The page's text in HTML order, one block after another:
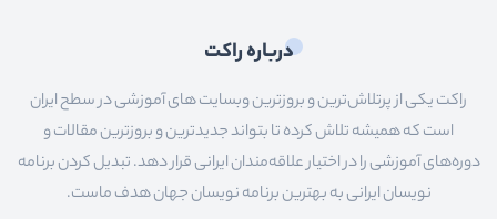
درباره راکت
راکت یکی از پرتلاش‌ترین و بروزترین وبسایت های آموزشی در سطح ایران
است که همیشه تلاش کرده تا بتواند جدیدترین و بروزترین مقالات و
دوره‌های آموزشی را در اختیار علاقه‌مندان ایرانی قرار دهد. تبدیل کردن برنامه
نویسان ایرانی به بهترین برنامه نویسان جهان هدف ماست.